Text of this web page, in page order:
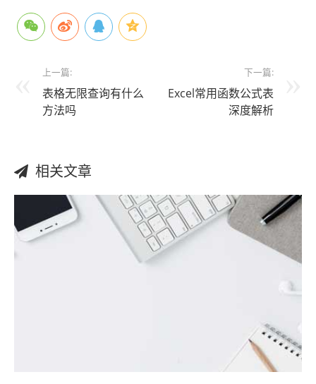
上一篇:
表格无限查询有什么
方法吗
下一篇:
Excel常用函数公式表
深度解析
相关文章